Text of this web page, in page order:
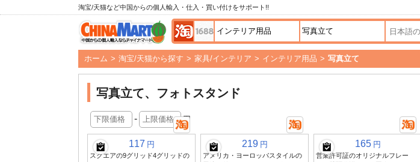
淘宝/天猫など中国からの個人輸入・仕入・買い付けをサポート!!
ホーム > 淘宝/天猫から探す > 家具/インテリア > インテリア用品 > 写真立て
写真立て、フォトスタンド
- 円
117 円
スクエアの9グリッド4グリッドの
219 円
アメリカ・ヨーロッパスタイルの
165 円
営業許可証のオリジナルフレー